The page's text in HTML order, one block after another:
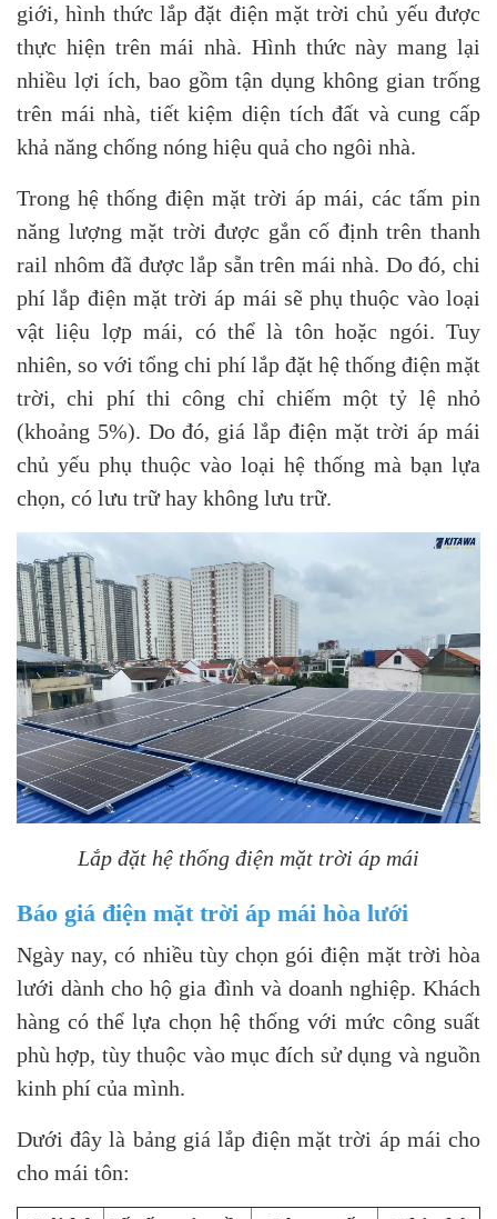
giới, hình thức lắp đặt điện mặt trời chủ yếu được
thực hiện trên mái nhà. Hình thức này mang lại
nhiều lợi ích, bao gồm tận dụng không gian trống
trên mái nhà, tiết kiệm diện tích đất và cung cấp
khả năng chống nóng hiệu quả cho ngôi nhà.
Trong hệ thống điện mặt trời áp mái, các tấm pin
năng lượng mặt trời được gắn cố định trên thanh
rail nhôm đã được lắp sẵn trên mái nhà. Do đó, chi
phí lắp điện mặt trời áp mái sẽ phụ thuộc vào loại
vật liệu lợp mái, có thể là tôn hoặc ngói. Tuy
nhiên, so với tổng chi phí lắp đặt hệ thống điện mặt
trời, chi phí thi công chỉ chiếm một tỷ lệ nhỏ
(khoảng 5%). Do đó, giá lắp điện mặt trời áp mái
chủ yếu phụ thuộc vào loại hệ thống mà bạn lựa
chọn, có lưu trữ hay không lưu trữ.
Lắp đặt hệ thống điện mặt trời áp mái
Báo giá điện mặt trời áp mái hòa lưới
Ngày nay, có nhiều tùy chọn gói điện mặt trời hòa
lưới dành cho hộ gia đình và doanh nghiệp. Khách
hàng có thể lựa chọn hệ thống với mức công suất
phù hợp, tùy thuộc vào mục đích sử dụng và nguồn
kinh phí của mình.
Dưới đây là bảng giá lắp điện mặt trời áp mái cho
cho mái tôn: